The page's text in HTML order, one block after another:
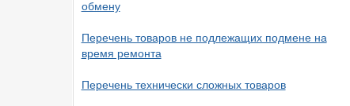
обмену
Перечень товаров не подлежащих подмене на
время ремонта
Перечень технически сложных товаров